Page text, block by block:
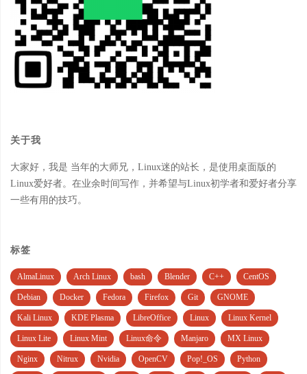
关于我
大家好，我是 当年的大师兄，Linux迷的站长，是使用桌面版的
Linux爱好者。在业余时间写作，并希望与Linux初学者和爱好者分享
一些有用的技巧。
标签
AlmaLinux Arch Linux bash Blender C++ CentOS
Debian Docker Fedora Firefox Git GNOME
Kali Linux KDE Plasma LibreOffice Linux Linux Kernel
Linux Lite Linux Mint Linux命令 Manjaro MX Linux
Nginx Nitrux Nvidia OpenCV Pop!_OS Python